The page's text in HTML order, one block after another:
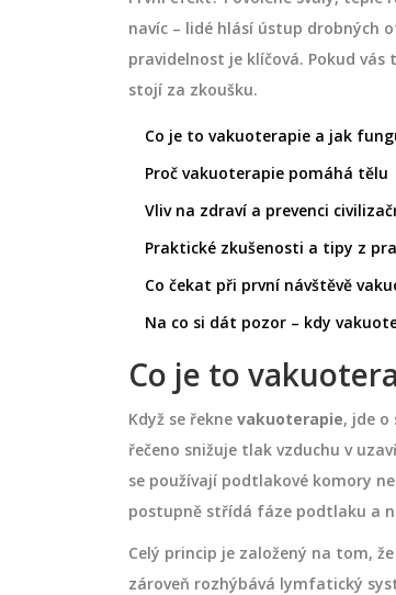
navíc – lidé hlásí ústup drobných
pravidelnost je klíčová. Pokud
stojí za zkoušku.
Co je to vakuoterapie a jak
Proč vakuoterapie pomáhá tělu
Vliv na zdraví a prevenci
Praktické zkušenosti a tipy z
Co čekat při první návštěvě
Na co si dát pozor – kdy
Co je to
Když se řekne vakuoterapie, jde
řečeno snižuje tlak vzduchu v
se používají podtlakové komory
postupně střídá fáze podtlaku a
Celý princip je založený na tom,
zároveň rozhýbává lymfatický
TĚHOTENSKÉ